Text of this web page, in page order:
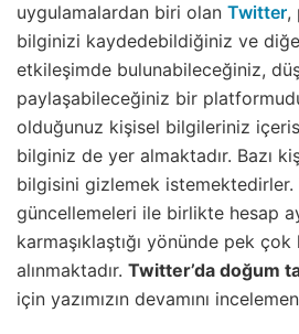
uygulamalardan biri olan Twitter,
bilginizi kaydedebildiğiniz ve
etkileşimde bulunabileceğiniz,
paylaşabileceğiniz bir
olduğunuz kişisel bilgileriniz
bilginiz de yer almaktadır. Bazı
bilgisini gizlemek istemektedirler.
güncellemeleri ile birlikte hesap
karmaşıklaştığı yönünde pek çok
alınmaktadır. Twitter’da doğum
için yazımızın devamını